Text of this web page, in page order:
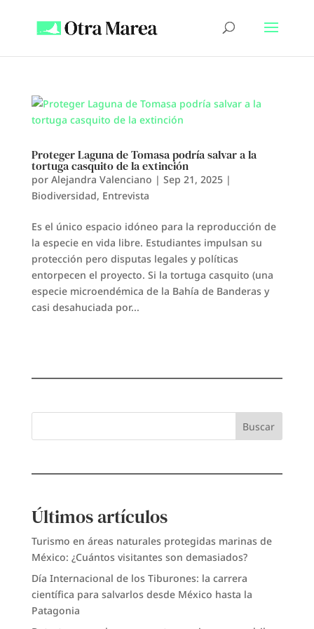
Proteger Laguna de Tomasa podría salvar a la
tortuga casquito de la extinción
por Alejandra Valenciano | Sep 21, 2025|
Biodiversidad, Entrevista
Es el único espacio idóneo para la reproducción de
la especie en vida libre. Estudiantes impulsan su
protección pero disputas legales y políticas
entorpecen el proyecto. Si la tortuga casquito (una
especie microendémica de la Bahía de Banderas y
casi desahuciada por...
Buscar
Últimos artículos
Turismo en áreas naturales protegidas marinas de
México: ¿Cuántos visitantes son demasiados?
Día Internacional de los Tiburones: la carrera
científica para salvarlos desde México hasta la
Patagonia